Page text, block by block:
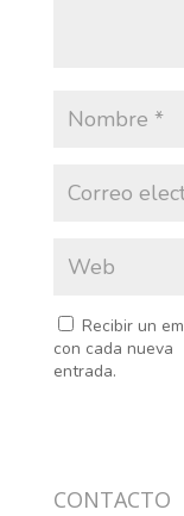
Recibir un
con cada nueva
entrada.
CONTACTO